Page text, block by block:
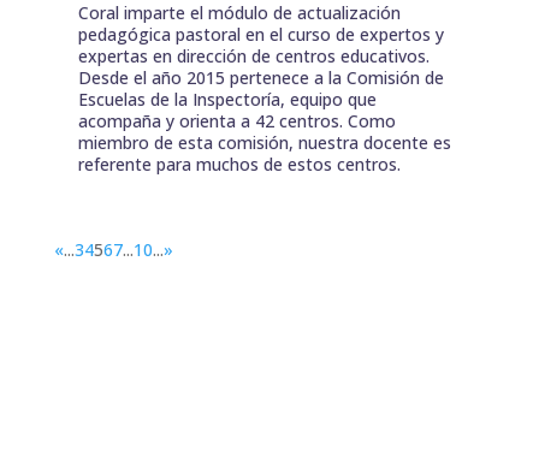
Coral imparte el módulo de actualización
pedagógica pastoral en el curso de expertos y
expertas en dirección de centros educativos.
Desde el año 2015 pertenece a la Comisión de
Escuelas de la Inspectoría, equipo que
acompaña y orienta a 42 centros. Como
miembro de esta comisión, nuestra docente es
referente para muchos de estos centros.
«...34567...10...»